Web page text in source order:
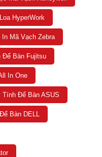
Loa HyperWork
In Mã Vạch Zebra
Để Bàn Fujitsu
In One
Tính Để Bàn ASUS
Bàn DELL